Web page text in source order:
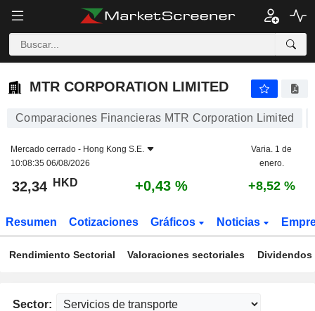
MTR CORPORATION LIMITED
MTR CORPORATION LIMITED
Comparaciones Financieras MTR Corporation Limited
Mercado cerrado - Hong Kong S.E.
10:08:35 06/08/2026
Varia. 1 de
enero.
32,34 HKD +0,43 % +8,52 %
Resumen Cotizaciones Gráficos Noticias
Rendimiento Sectorial Valoraciones sectoriales
Sector: